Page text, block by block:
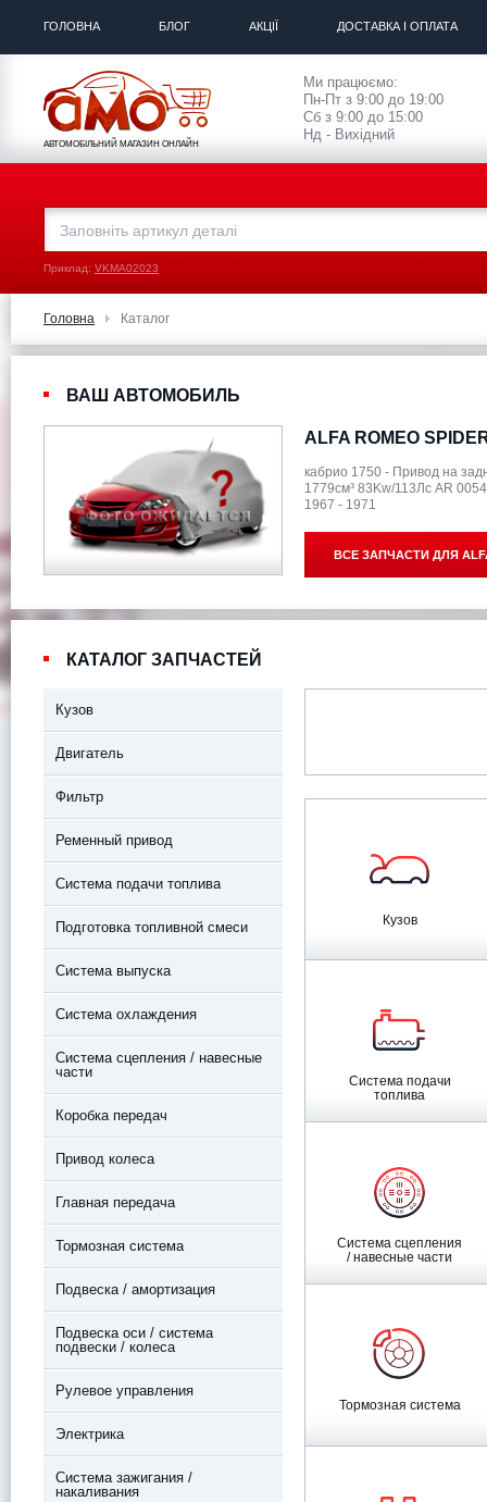
ГОЛОВНА БЛОГ АКЦІЇ ДОСТАВКА І ОПЛАТА
АВТОМОБІЛЬНИЙ МАГАЗИН ОНЛАЙН
Ми працюємо:
Пн-Пт з 9:00 до 19:00
Сб з 9:00 до 15:00
Нд - Вихідний
Приклад: VKMA02023
Головна Каталог
ВАШ АВТОМОБИЛЬ
ALFA ROMEO
кабрио 1750 - Привод на
1779см³ 83Kw/113Лс AR
1967 - 1971
ВСЕ ЗАПЧАСТИ ДЛЯ
КАТАЛОГ ЗАПЧАСТЕЙ
Кузов
Двигатель
Фильтр
Ременный привод
Система подачи топлива
Подготовка топливной смеси
Система выпуска
Система охлаждения
Система сцепления / навесные
части
Коробка передач
Привод колеса
Главная передача
Тормозная система
Подвеска / амортизация
Подвеска оси / система
подвески / колеса
Рулевое управления
Электрика
Система зажигания /
накаливания
Кузов
Система подачи
топлива
Система сцепления
/ навесные части
Тормозная система